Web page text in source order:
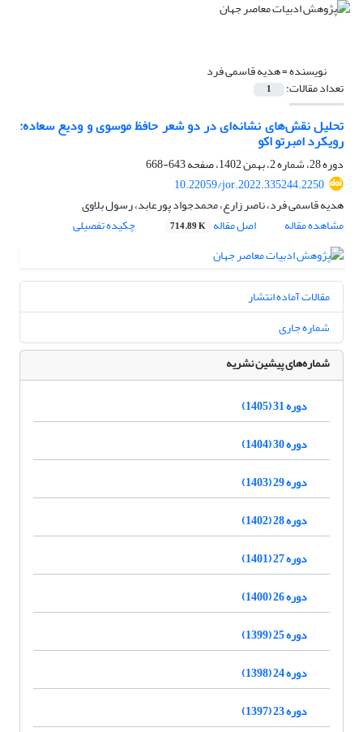
نویسنده =هدیه قاسمی فرد
تعداد مقالات: 1
تحلیل نقش‌های نشانه‌ای در دو شعر حافظ موسوی و ودیع سعاده:
رویکرد امبرتو اکو
دوره 28، شماره 2، بهمن 1402، صفحه
643-668
10.22059/jor.2022.335244.2250
هدیه قاسمی فرد، ناصر زارع، محمدجواد پورعابد، رسول بلاوی
مشاهده مقاله
اصل مقاله 714.89 K چکیده تفصیلی
مقالات آماده انتشار
شماره جاری
شماره‌های پیشین نشریه
دوره 31 (1405)
دوره 30 (1404)
دوره 29 (1403)
دوره 28 (1402)
دوره 27 (1401)
دوره 26 (1400)
دوره 25 (1399)
دوره 24 (1398)
دوره 23 (1397)